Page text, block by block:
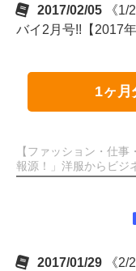
2017/02/05
《
バイ2月号!!【2017
1ヶ月
【ファッション・仕
報源！」洋服からビジ
2017/01/29
《